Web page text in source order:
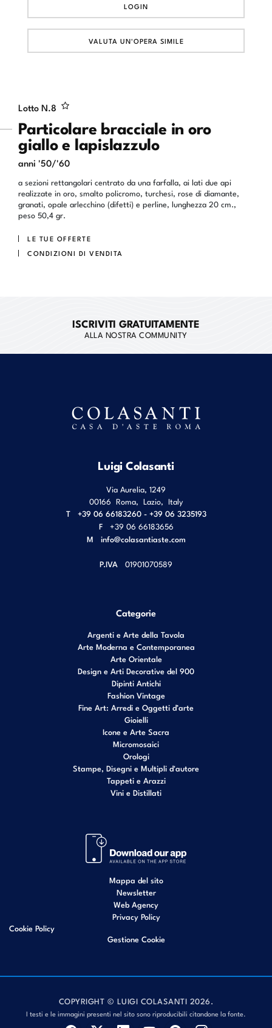
Lotto N.8
Particolare bracciale in oro
giallo e lapislazzulo
anni '50/'60
a sezioni rettangolari centrato da una farfalla, ai lati due api
realizzate in oro, smalto policromo, turchesi, rose di diamante,
granati, opale arlecchino (difetti) e perline, lunghezza 20 cm.,
peso 50,4 gr.
LE TUE OFFERTE
CONDIZIONI DI VENDITA
LOGIN
VALUTA UN'OPERA SIMILE
ISCRIVITI GRATUITAMENTE
ALLA NOSTRA COMMUNITY
Luigi Colasanti
Via Aurelia, 1249
00166 Roma, Lazio, Italy
T
+39 06 66183260 - +39 06 3235193
F
+39 06 66183656
M info@colasantiaste.com
P.IVA 01901070589
Categorie
Argenti e Arte della Tavola
Arte Moderna e Contemporanea
Arte Orientale
Design e Arti Decorative del 900
Dipinti Antichi
Fashion Vintage
Fine Art: Arredi e Oggetti d’arte
Gioielli
Icone e Arte Sacra
Micromosaici
Orologi
Stampe, Disegni e Multipli d'autore
Tappeti e Arazzi
Vini e Distillati
Mappa del sito
Newsletter
Web Agency
Privacy Policy
Cookie Policy
Gestione Cookie
COPYRIGHT © LUIGI COLASANTI 2026.
I testi e le immagini presenti nel sito sono riproducibili citandone la fonte.